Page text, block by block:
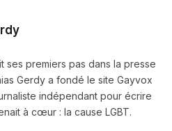
ses premiers pas dans la presse
Gerdy a fondé le site Gayvox
indépendant pour écrire
à cœur : la cause LGBT.